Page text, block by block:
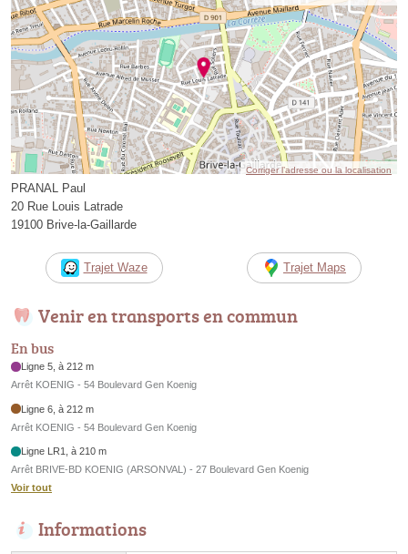
Corriger l’adresse ou la localisation
PRANAL Paul
20 Rue Louis Latrade
19100 Brive-la-Gaillarde
Trajet Waze Trajet Maps
Venir en transports en commun
En bus
Ligne 5, à 212 m
Arrêt KOENIG - 54 Boulevard Gen Koenig
Ligne 6, à 212 m
Arrêt KOENIG - 54 Boulevard Gen Koenig
Ligne LR1, à 210 m
Arrêt BRIVE-BD KOENIG (ARSONVAL) - 27 Boulevard Gen Koenig
Voir tout
Informations